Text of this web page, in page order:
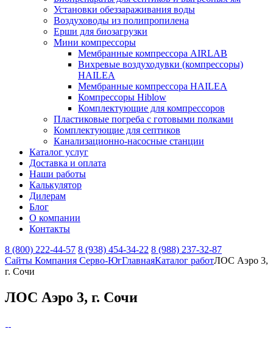
Установки обеззараживания воды
Воздуховоды из полипропилена
Ерши для биозагрузки
Мини компрессоры
Мембранные компрессора AIRLAB
Вихревые воздуходувки (компрессоры)
HAILEA
Мембранные компрессора HAILEA
Компрессоры Hiblow
Комплектующие для компрессоров
Пластиковые погреба с готовыми полками
Комплектующие для септиков
Канализационно-насосные станции
Каталог услуг
Доставка и оплата
Наши работы
Калькулятор
Дилерам
Блог
О компании
Контакты
8 (800) 222-44-57 8 (938) 454-34-22 8 (988) 237-32-87
Сайты Компания Серво-ЮгГлавнаяКаталог работЛОС Аэро 3,
г. Сочи
ЛОС Аэро 3, г. Сочи